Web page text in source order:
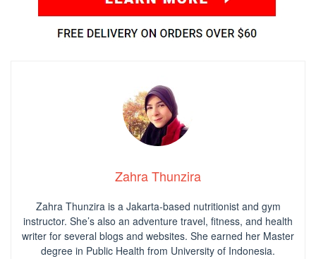
Zahra Thunzira
Zahra Thunzira is a Jakarta-based nutritionist and gym
instructor. She’s also an adventure travel, fitness, and health
writer for several blogs and websites. She earned her Master
degree in Public Health from University of Indonesia.